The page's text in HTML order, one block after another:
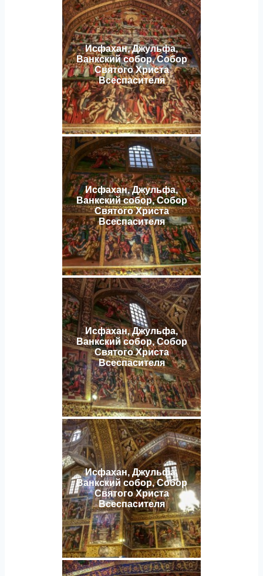
Исфахан, Джульфа,
Ванкский собор, Собор
Святого Христа
Всеспасителя
Исфахан, Джульфа,
Ванкский собор, Собор
Святого Христа
Всеспасителя
Исфахан, Джульфа,
Ванкский собор, Собор
Святого Христа
Всеспасителя
Исфахан, Джульфа,
Ванкский собор, Собор
Святого Христа
Всеспасителя